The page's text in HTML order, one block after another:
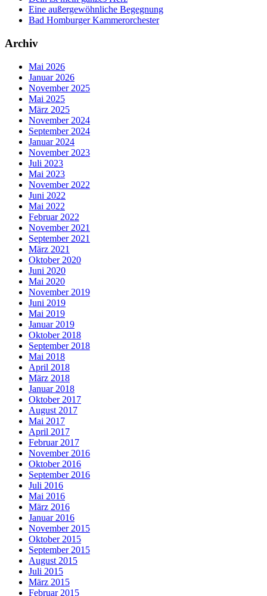
Eine außergewöhnliche Begegnung
Bad Homburger Kammerorchester
Archiv
Mai 2026
Januar 2026
November 2025
Mai 2025
März 2025
November 2024
September 2024
Januar 2024
November 2023
Juli 2023
Mai 2023
November 2022
Juni 2022
Mai 2022
Februar 2022
November 2021
September 2021
März 2021
Oktober 2020
Juni 2020
Mai 2020
November 2019
Juni 2019
Mai 2019
Januar 2019
Oktober 2018
September 2018
Mai 2018
April 2018
März 2018
Januar 2018
Oktober 2017
August 2017
Mai 2017
April 2017
Februar 2017
November 2016
Oktober 2016
September 2016
Juli 2016
Mai 2016
März 2016
Januar 2016
November 2015
Oktober 2015
September 2015
August 2015
Juli 2015
März 2015
Februar 2015